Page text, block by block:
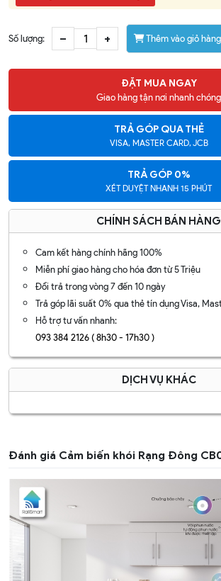
Số lượng: – + Thêm vào giỏ hàng
ĐẶT MUA NGAY
Giao hàng tận nơi nhanh chóng
TRẢ GÓP QUA THẺ
VISA, MASTER CARD, JCB
TRẢ GÓP 0%
XÉT DUYỆT NHANH 15 PHÚT
CHÍNH SÁCH BÁN HÀNG
Cam kết hàng chính hãng 100%
Miễn phí giao hàng cho hóa đơn từ 5 Triệu
Đổi trả trong vòng 7 đến 10 ngày
Trả góp lãi suất 0% qua thẻ tín dụng Visa,
Hỗ trợ tư vấn nhanh:
093 384 2126 ( 8h30 - 17h30 )
DỊCH VỤ KHÁC
Đánh giá Cảm biến khói Rạng Đông